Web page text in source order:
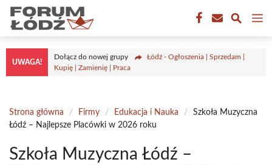
Przejdź
treści
UWAGA!
Dołącz do nowej grupy
Łódź - Ogłoszenia | Sprzedam |
Kupię | Zamienię | Praca
Strona główna / Firmy / Edukacja i Nauka /
Szkoła Muzyczna
Łódź – Najlepsze Placówki w 2026 roku
Szkoła Muzyczna Łódź –